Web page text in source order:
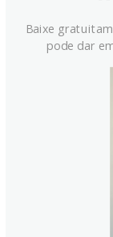
Melhores
Cinco melhores
Melhores
Melhores
Melhores
Corretoras com
Baixe
pode dar